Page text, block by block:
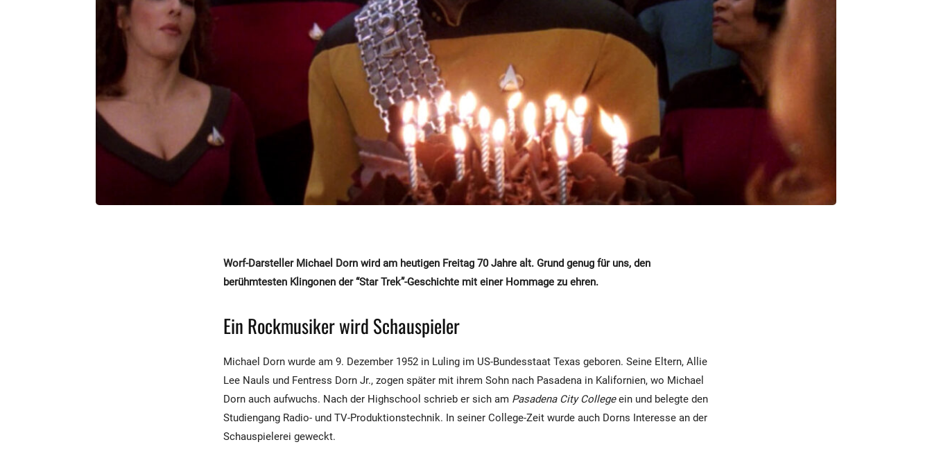
Worf-Darsteller Michael Dorn wird am heutigen Freitag 70 Jahre alt. Grund genug für uns, den
berühmtesten Klingonen der “Star Trek”-Geschichte mit einer Hommage zu ehren.
Ein Rockmusiker wird Schauspieler
Michael Dorn wurde am 9. Dezember 1952 in Luling im US-Bundesstaat Texas geboren. Seine Eltern, Allie
Lee Nauls und Fentress Dorn Jr., zogen später mit ihrem Sohn nach Pasadena in Kalifornien, wo Michael
Dorn auch aufwuchs. Nach der Highschool schrieb er sich am Pasadena City Collegeein und belegte den
Studiengang Radio- und TV-Produktionstechnik. In seiner College-Zeit wurde auch Dorns Interesse an der
Schauspielerei geweckt.